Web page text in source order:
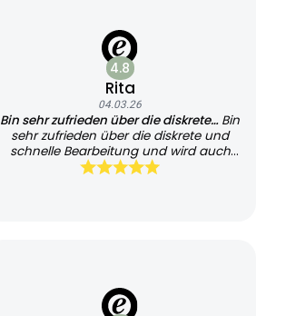
4.8
Rita
04.03.26
Bin sehr zufrieden über die diskrete… Bin
sehr zufrieden über die diskrete und
schnelle Bearbeitung und wird auch
sehr schnell geliefert, kann es jedem